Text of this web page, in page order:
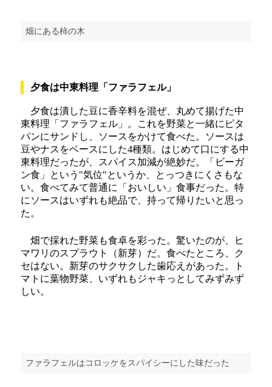
畑にある柿の木
夕食は中東料理「ファラフェル」
夕食は潰した豆に香辛料を混ぜ、丸めて揚げた中
東料理「ファラフェル」。これを野菜と一緒にピタ
パンにサンドし、ソースをかけて食べた。ソースは
豆やナスをベースにした4種類。はじめて口にする中
東料理だったが、スパイス加減が絶妙だ。「ビーガ
ン食」という"気位"というか、とっつきにくさもな
い。食べてみて普通に「おいしい」食事だった。特
にソースはいずれも絶品で、持って帰りたいと思っ
た。
畑で採れた野菜も食卓を彩った。驚いたのが、ヒ
マワリのスプラウト（新芽）だ。食べたところ、ク
セはない。新芽のサクサクした歯応えがあった。ト
マトに葉物野菜、いずれもジャキっとしてみずみず
しい。
ファラフェルはコロッケをスパイシーにした味だった